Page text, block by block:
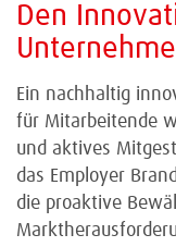
Den
Ein nachhaltig
für Mitarbeitende
und aktives
das Employer
die proaktive